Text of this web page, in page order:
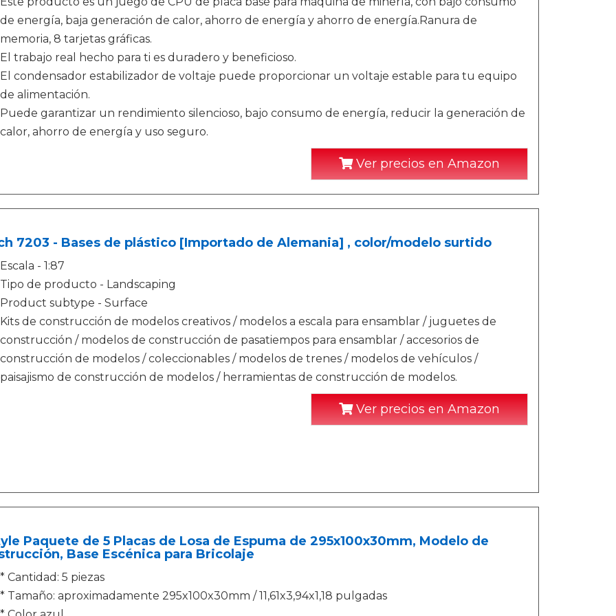
de energía, baja generación de calor, ahorro de energía y ahorro de energía.Ranura de
memoria, 8 tarjetas gráficas.
El trabajo real hecho para ti es duradero y beneficioso.
El condensador estabilizador de voltaje puede proporcionar un voltaje estable para tu equipo
de alimentación.
Puede garantizar un rendimiento silencioso, bajo consumo de energía, reducir la generación de
calor, ahorro de energía y uso seguro.
Ver precios en Amazon
7203 - Bases de plástico [Importado de Alemania] , color/modelo surtido
Escala - 1:87
Tipo de producto - Landscaping
Product subtype - Surface
Kits de construcción de modelos creativos / modelos a escala para ensamblar / juguetes de
construcción / modelos de construcción de pasatiempos para ensamblar / accesorios de
construcción de modelos / coleccionables / modelos de trenes / modelos de vehículos /
paisajismo de construcción de modelos / herramientas de construcción de modelos.
Ver precios en Amazon
Paquete de 5 Placas de Losa de Espuma de 295x100x30mm, Modelo de
Base Escénica para Bricolaje
* Cantidad: 5 piezas
* Tamaño: aproximadamente 295x100x30mm / 11,61x3,94x1,18 pulgadas